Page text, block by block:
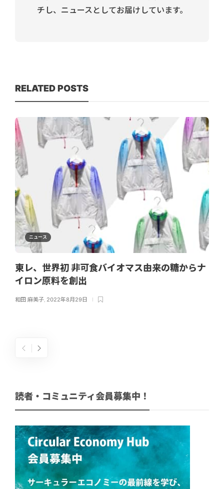
チし、ニュースとしてお届けしています。
RELATED POSTS
ニュース
東レ、世界初 非可食バイオマス由来の糖からナ
イロン原料を創出
和田 麻美子 2022年8月29日
読者・コミュニティ会員募集中！